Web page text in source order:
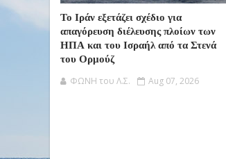
Το Ιράν εξετάζει σχέδιο για
απαγόρευση διέλευσης πλοίων των
ΗΠΑ και του Ισραήλ από τα Στενά
του Ορμούζ
ΦΩΝΗ του Λ.Σ. Aug 07, 2026